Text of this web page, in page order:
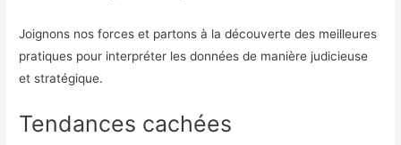
Joignons nos forces et partons à la découverte des meilleures
pratiques pour interpréter les données de manière judicieuse
et stratégique.
Tendances cachées